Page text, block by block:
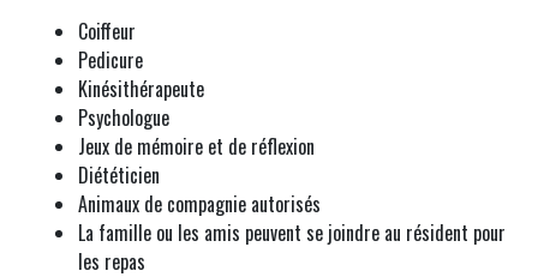
Coiffeur
Pedicure
Kinésithérapeute
Psychologue
Jeux de mémoire et de réflexion
Diététicien
Animaux de compagnie autorisés
La famille ou les amis peuvent se joindre au résident pour
les repas